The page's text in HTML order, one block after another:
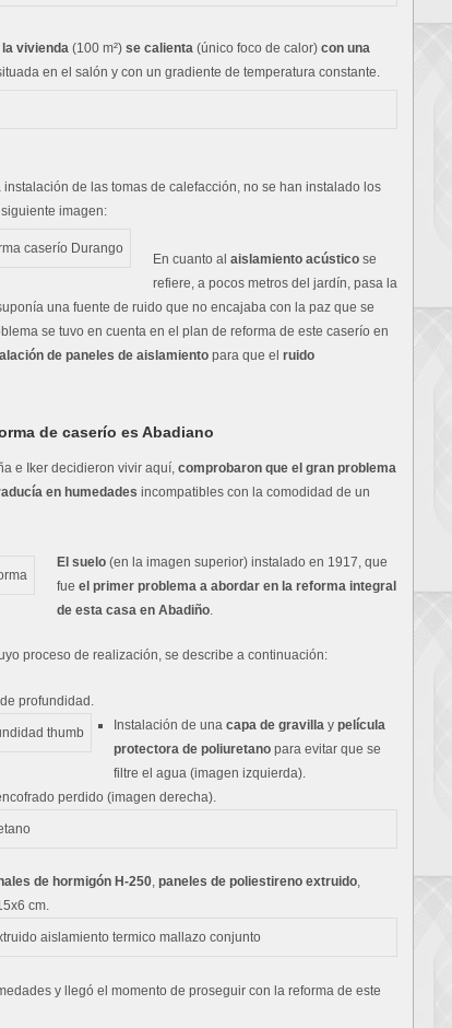
vivienda (100 m²) se calienta (único foco de calor) con una
en el salón y con un gradiente de temperatura constante.
de las tomas de calefacción, no se han instalado los
imagen:
En cuanto al aislamiento acústicose
refiere, a pocos metros del jardín, pasa la
una fuente de ruido que no encajaba con la paz que se
se tuvo en cuenta en el plan de reforma de este caserío en
de paneles de aislamiento para que el ruido
de caserío es Abadiano
e Iker decidieron vivir aquí, comprobaron que el gran problema
en humedades incompatibles con la comodidad de un
El suelo(en la imagen superior) instalado en 1917, que
fue el primer problema a abordar en la reforma integral
de esta casa en Abadiño.
proceso de realización, se describe a continuación:
de profundidad.
Instalación de una capa de gravilla y película
protectora de poliuretanopara evitar que se
filtre el agua (imagen izquierda).
perdido (imagen derecha).
de hormigón H-250, paneles de poliestireno extruido,
cm.
y llegó el momento de proseguir con la reforma de este